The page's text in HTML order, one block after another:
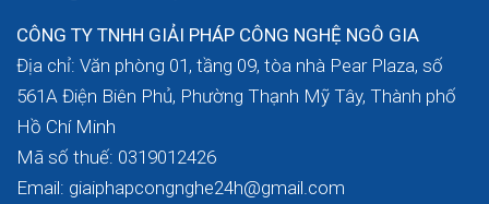
CÔNG TY TNHH GIẢI PHÁP CÔNG NGHỆ NGÔ GIA
Địa chỉ: Văn phòng 01, tầng 09, tòa nhà Pear Plaza, số
561A Điện Biên Phủ, Phường Thạnh Mỹ Tây, Thành phố
Hồ Chí Minh
Mã số thuế: 0319012426
Email: giaiphapcongnghe24h@gmail.com